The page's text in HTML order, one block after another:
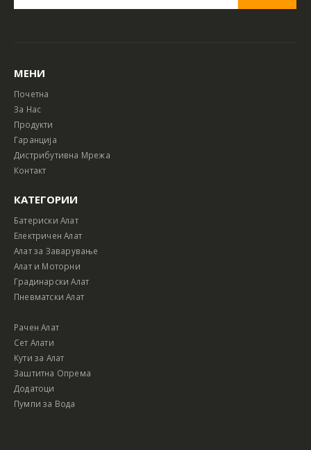
МЕНИ
Почетна
За Нас
Продукти
Гаранција
Дистрибутивна Мрежа
Контакт
КАТЕГОРИИ
Батериски Алат
Електричен Алат
Алат за Заварување
Алат и Моторни
Градинарски Алат
Пневматски Алат
Рачен Алат
Сет Алати
Кути за Алат
Заштитна Опрема
Додатоци
Пумпи за Вода